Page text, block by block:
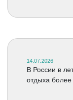
14.07.2026
В России в
отдыха